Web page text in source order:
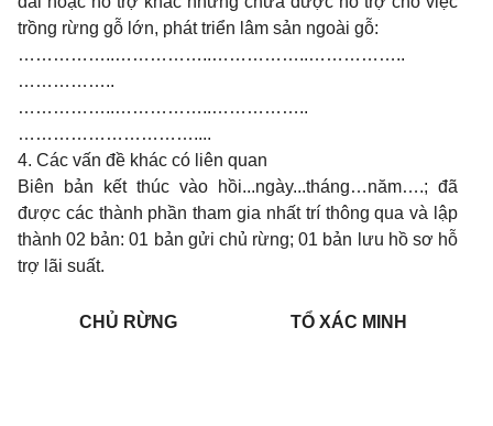
trồng rừng gỗ lớn, phát triển lâm sản ngoài gỗ:
……………..……………..……………..……………..
……………..
……………..……………..……………..
…………………………....
4. Các vấn đề khác có liên quan
Biên bản kết thúc vào hồi...ngày...tháng…năm….; đã
được các thành phần tham gia nhất trí thông qua và lập
thành 02 bản: 01 bản gửi chủ rừng; 01 bản lưu hồ sơ hỗ
trợ lãi suất.
CHỦ RỪNG TỔ XÁC MINH